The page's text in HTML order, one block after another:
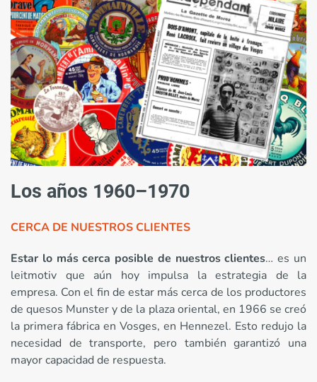
Los años 1960–1970
CERCA DE NUESTROS CLIENTES
Estar lo más cerca posible de nuestros clientes… es un
leitmotiv que aún hoy impulsa la estrategia de la
empresa. Con el fin de estar más cerca de los productores
de quesos Munster y de la plaza oriental, en 1966 se creó
la primera fábrica en Vosges, en Hennezel. Esto redujo la
necesidad de transporte, pero también garantizó una
mayor capacidad de respuesta.